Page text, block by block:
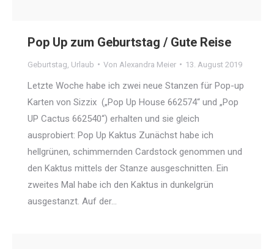
Pop Up zum Geburtstag / Gute Reise
Geburtstag Urlaub Von Alexandra Meier 13. August 2019
Letzte Woche habe ich zwei neue Stanzen für Pop-up
Karten von Sizzix („Pop Up House 662574“ und „Pop
UP Cactus 662540“) erhalten und sie gleich
ausprobiert: Pop Up Kaktus Zunächst habe ich
hellgrünen, schimmernden Cardstock genommen und
den Kaktus mittels der Stanze ausgeschnitten. Ein
zweites Mal habe ich den Kaktus in dunkelgrün
ausgestanzt. Auf der…